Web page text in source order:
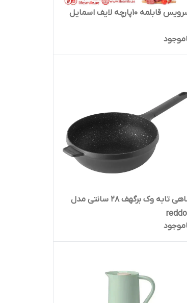
قابلمه 10پارچه لایف اسمایل
ماهی تابه وک برگهف 28 سانتی مدل